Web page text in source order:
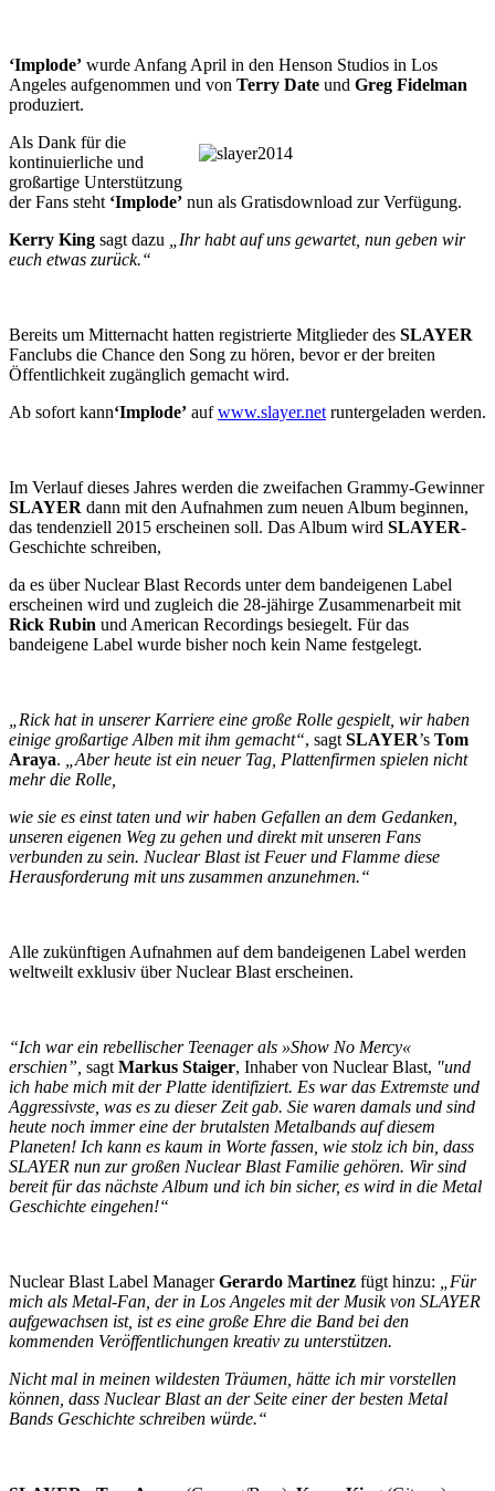
‘Implode’ wurde Anfang April in den Henson Studios in Los
Angeles aufgenommen und von Terry Date und Greg Fidelman
produziert.
Als Dank für die
kontinuierliche und
großartige Unterstützung
der Fans steht ‘Implode’ nun als Gratisdownload zur Verfügung.
Kerry King sagt dazu
„Ihr habt auf uns gewartet, nun geben wir
euch etwas zurück.“
Bereits um Mitternacht hatten registrierte Mitglieder des SLAYER
Fanclubs die Chance den Song zu hören, bevor er der breiten
Öffentlichkeit zugänglich gemacht wird.
Ab sofort kann‘Implode’ aufwww.slayer.net runtergeladen werden.
Im Verlauf dieses Jahres werden die zweifachen Grammy-Gewinner
SLAYER dann mit den Aufnahmen zum neuen Album beginnen,
das tendenziell 2015 erscheinen soll. Das Album wird SLAYER-
Geschichte schreiben,
da es über Nuclear Blast Records unter dem bandeigenen Label
erscheinen wird und zugleich die 28-jähirge Zusammenarbeit mit
Rick Rubin und American Recordings besiegelt. Für das
bandeigene Label wurde bisher noch kein Name festgelegt.
„Rick hat in unserer Karriere eine große Rolle gespielt, wir haben
einige großartige Alben mit ihm gemacht“, sagt SLAYER’s Tom
Araya.
„Aber heute ist ein neuer Tag, Plattenfirmen spielen nicht
mehr die Rolle,
wie sie es einst taten und wir haben Gefallen an dem Gedanken,
unseren eigenen Weg zu gehen und direkt mit unseren Fans
verbunden zu sein. Nuclear Blast ist Feuer und Flamme diese
Herausforderung mit uns zusammen anzunehmen.“
Alle zukünftigen Aufnahmen auf dem bandeigenen Label werden
weltweilt exklusiv über Nuclear Blast erscheinen.
“Ich war ein rebellischer Teenager als »Show No Mercy«
erschien”, sagt Markus Staiger, Inhaber von Nuclear Blast, "und
ich habe mich mit der Platte identifiziert. Es war das Extremste und
Aggressivste, was es zu dieser Zeit gab. Sie waren damals und sind
heute noch immer eine der brutalsten Metalbands auf diesem
Planeten! Ich kann es kaum in Worte fassen, wie stolz ich bin, dass
SLAYER nun zur großen Nuclear Blast Familie gehören. Wir sind
bereit für das nächste Album und ich bin sicher, es wird in die Metal
Geschichte eingehen!“
Nuclear Blast Label ManagerGerardo Martinez fügt hinzu:
„Für
mich als Metal-Fan, der in Los Angeles mit der Musik von SLAYER
aufgewachsen ist, ist es eine große Ehre die Band bei den
kommenden Veröffentlichungen kreativ zu unterstützen.
Nicht mal in meinen wildesten Träumen, hätte ich mir vorstellen
können, dass Nuclear Blast an der Seite einer der besten Metal
Bands Geschichte schreiben würde.“